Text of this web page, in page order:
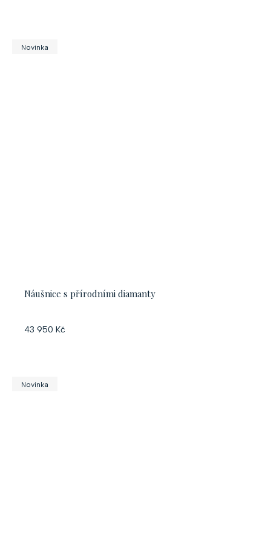
Novinka
Náušnice s přírodními diamanty
43 950 Kč
Novinka